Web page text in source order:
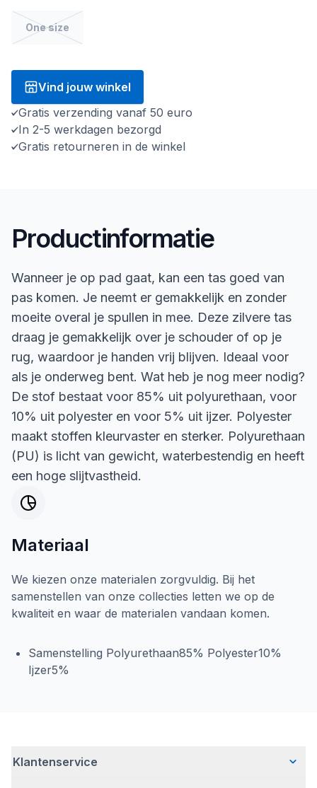
One size
Vind jouw winkel
Gratis verzending vanaf 50 euro
In 2-5 werkdagen bezorgd
Gratis retourneren in de winkel
Productinformatie
Wanneer je op pad gaat, kan een tas goed van
pas komen. Je neemt er gemakkelijk en zonder
moeite overal je spullen in mee. Deze zilvere tas
draag je gemakkelijk over je schouder of op je
rug, waardoor je handen vrij blijven. Ideaal voor
als je onderweg bent. Wat heb je nog meer nodig?
De stof bestaat voor 85% uit polyurethaan, voor
10% uit polyester en voor 5% uit ijzer. Polyester
maakt stoffen kleurvaster en sterker. Polyurethaan
(PU) is licht van gewicht, waterbestendig en heeft
een hoge slijtvastheid.
Materiaal
We kiezen onze materialen zorgvuldig. Bij het
samenstellen van onze collecties letten we op de
kwaliteit en waar de materialen vandaan komen.
Samenstelling Polyurethaan85% Polyester10%
Ijzer5%
Klantenservice